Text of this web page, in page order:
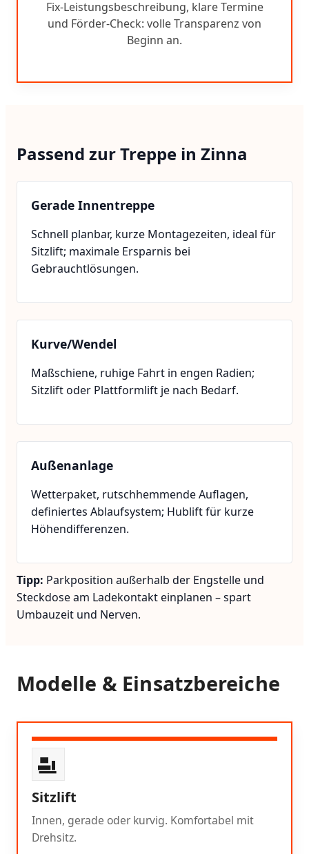
Fix-Leistungsbeschreibung, klare Termine
und Förder-Check: volle Transparenz von
Beginn an.
Passend zur Treppe in Zinna
Gerade Innentreppe
Schnell planbar, kurze Montagezeiten, ideal für
Sitzlift; maximale Ersparnis bei
Gebrauchtlösungen.
Kurve/Wendel
Maßschiene, ruhige Fahrt in engen Radien;
Sitzlift oder Plattformlift je nach Bedarf.
Außenanlage
Wetterpaket, rutschhemmende Auflagen,
definiertes Ablaufsystem; Hublift für kurze
Höhendifferenzen.
Tipp: Parkposition außerhalb der Engstelle und
Steckdose am Ladekontakt einplanen – spart
Umbauzeit und Nerven.
Modelle & Einsatzbereiche
Sitzlift
Innen, gerade oder kurvig. Komfortabel mit
Drehsitz.